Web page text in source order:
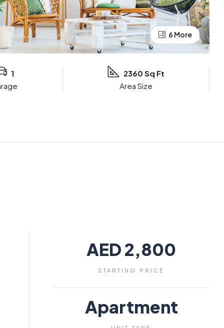
6 More
1
2360 Sq Ft
Area Size
AED 2,800
STARTING PRICE
Apartment